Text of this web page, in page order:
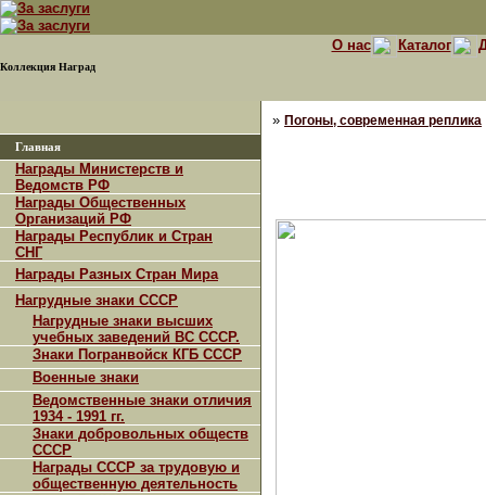
Коллекция Наград
О нас Каталог
Главная
Награды Министерств и
Ведомств РФ
Награды Общественных
Организаций РФ
Награды Республик и Стран
СНГ
Награды Разных Стран Мира
Нагрудные знаки СССР
Нагрудные знаки высших
учебных заведений ВС СССР.
Знаки Погранвойск КГБ СССР
Военные знаки
Ведомственные знаки отличия
1934 - 1991 гг.
Знаки добровольных обществ
СССР
Награды СССР за трудовую и
общественную деятельность
» Погоны, современная реплика